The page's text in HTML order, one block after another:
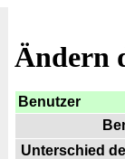
Ändern
Benutzer
Unterschied